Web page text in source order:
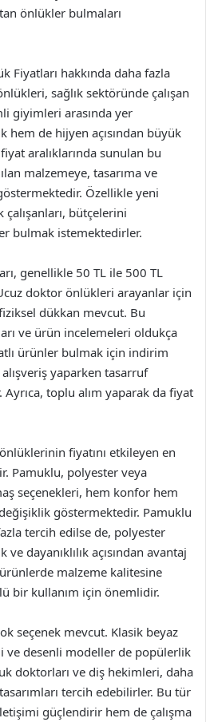
önlükler bulmaları
Fiyatları hakkında daha fazla
sağlık sektöründe çalışan
giyimleri arasında yer
hem de hijyen açısından büyük
aralıklarında sunulan bu
malzemeye, tasarıma ve
Özellikle yeni
bütçelerini
bulmak istemektedirler.
genellikle 50 TL ile 500 TL
doktor önlükleri arayanlar için
dükkan mevcut. Bu
ve ürün incelemeleri oldukça
ürünler bulmak için indirim
yaparken tasarruf
toplu alım yaparak da fiyat
fiyatını etkileyen en
Pamuklu, polyester veya
seçenekleri, hem konfor hem
değişiklik göstermektedir. Pamuklu
tercih edilse de, polyester
dayanıklılık açısından avantaj
malzeme kalitesine
bir kullanım için önemlidir.
seçenek mevcut. Klasik beyaz
ve desenli modeller de popülerlik
doktorları ve diş hekimleri, daha
tercih edebilirler. Bu tür
güçlendirir hem de çalışma